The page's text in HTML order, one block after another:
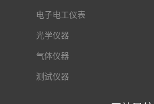
电子电工仪表
光学仪器
气体仪器
测试仪器